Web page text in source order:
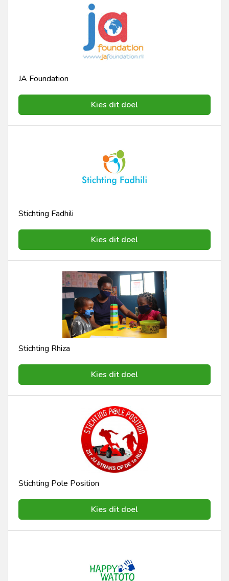
JA Foundation
Kies dit doel
Stichting Fadhili
Kies dit doel
Stichting Rhiza
Kies dit doel
Stichting Pole Position
Kies dit doel